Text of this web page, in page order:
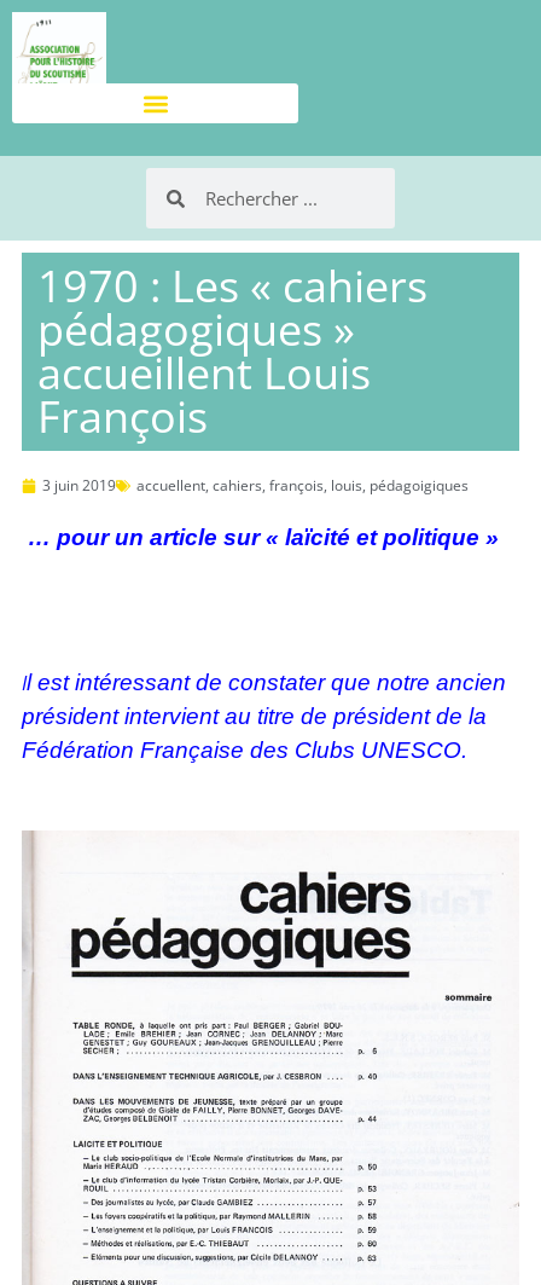
1970 : Les « cahiers
pédagogiques »
accueillent Louis
François
3 juin 2019 accuellent, cahiers, françois, louis, pédagoigiques
… pour un article sur « laïcité et politique »
Il est intéressant de constater que notre ancien
président intervient au titre de président de la
Fédération Française des Clubs UNESCO.